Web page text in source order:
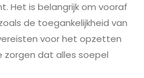
Het is belangrijk om vooraf
de toegankelijkheid van
voor het opzetten
dat alles soepel